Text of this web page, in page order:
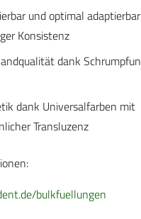
und optimal
Konsistenz
dank
dank Universalfarben mit
Transluzenz
bulkfuellungen